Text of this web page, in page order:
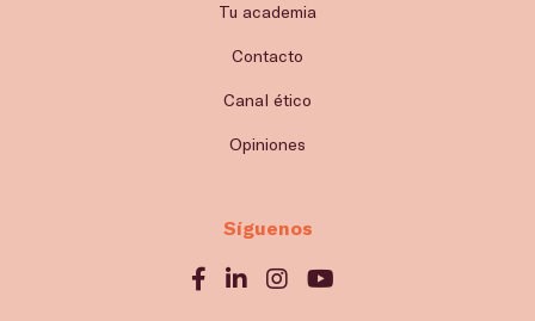
Tu academia
Contacto
Canal ético
Opiniones
Síguenos